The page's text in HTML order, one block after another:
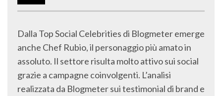
Dalla Top Social Celebrities di Blogmeter emerge
anche Chef Rubio, il personaggio più amato in
assoluto. Il settore risulta molto attivo sui social
grazie a campagne coinvolgenti. L’analisi
realizzata da Blogmeter sui testimonial di brand e